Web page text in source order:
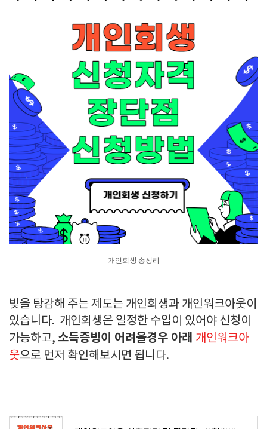
개인회생 총정리
빚을 탕감해 주는 제도는 개인회생과 개인워크아웃이
있습니다. 개인회생은 일정한 수입이 있어야 신청이
가능하고, 소득증빙이 어려울경우 아래 개인워크아
웃으로 먼저 확인해보시면 됩니다.